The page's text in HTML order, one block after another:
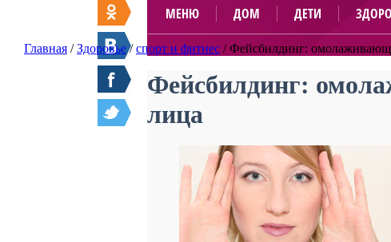
МЕНЮ ДОМ ДЕТИ
Главная /Здоровье/спорт и фитнес /Фейсбилдинг:
Фейсбилдинг:
лица